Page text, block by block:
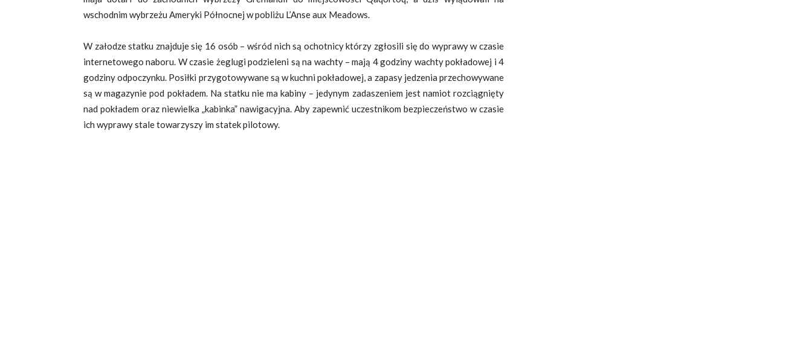
wschodnim wybrzeżu Ameryki Północnej w pobliżu L’Anse aux Meadows.
W załodze statku znajduje się 16 osób – wśród nich są ochotnicy którzy zgłosili się do wyprawy w czasie
internetowego naboru. W czasie żeglugi podzieleni są na wachty – mają 4 godziny wachty pokładowej i 4
godziny odpoczynku. Posiłki przygotowywane są w kuchni pokładowej, a zapasy jedzenia przechowywane
są w magazynie pod pokładem. Na statku nie ma kabiny – jedynym zadaszeniem jest namiot rozciągnięty
nad pokładem oraz niewielka „kabinka” nawigacyjna. Aby zapewnić uczestnikom bezpieczeństwo w czasie
ich wyprawy stale towarzyszy im statek pilotowy.